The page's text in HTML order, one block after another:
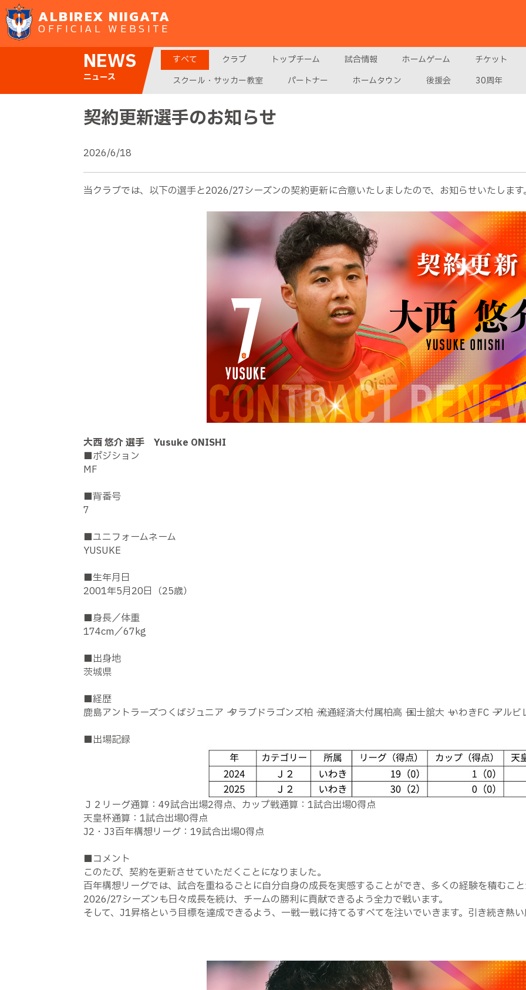
ALBIREX NIIGATA
OFFICIAL WEBSITE
NEWS
ニュース
すべて クラブ トップチーム 試合情報 ホームゲーム
チケット
スクール・サッカー教室
パートナー ホームタウン 後援会 30周年
契約更新選手のお知らせ
2026/6/18
当クラブでは、以下の選手と2026/27シーズンの契約更新に合意いたしましたので、お知らせいたします
大西 悠介 選手 Yusuke ONISHI
■ポジション
MF
■背番号
7
■ユニフォームネーム
YUSUKE
■生年月日
2001年5月20日（25歳）
■身長／体重
174cm／67kg
■出身地
茨城県
■経歴
鹿島アントラーズつくばジュニア → クラブドラゴンズ柏 → 流通経済大付属柏高 → 国士舘大 → いわきFC → アル
■出場記録
Ｊ２リーグ通算：49試合出場2得点、カップ戦通算：1試合出場0得点
天皇杯通算：1試合出場0得点
J2・J3百年構想リーグ：19試合出場0得点
■コメント
このたび、契約を更新させていただくことになりました。
百年構想リーグでは、試合を重ねるごとに自分自身の成長を実感することができ、多くの経験を積むこ
2026/27シーズンも日々成長を続け、チームの勝利に貢献できるよう全力で戦います。
そして、J1昇格という目標を達成できるよう、一戦一戦に持てるすべてを注いでいきます。引き続き熱